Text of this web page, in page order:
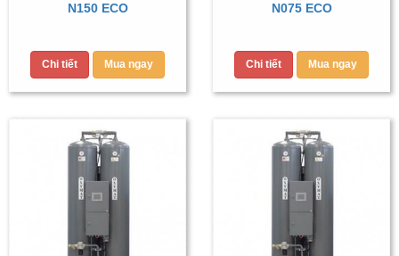
N150 ECO
Chi tiết Mua ngay
N075 ECO
Chi tiết Mua ngay